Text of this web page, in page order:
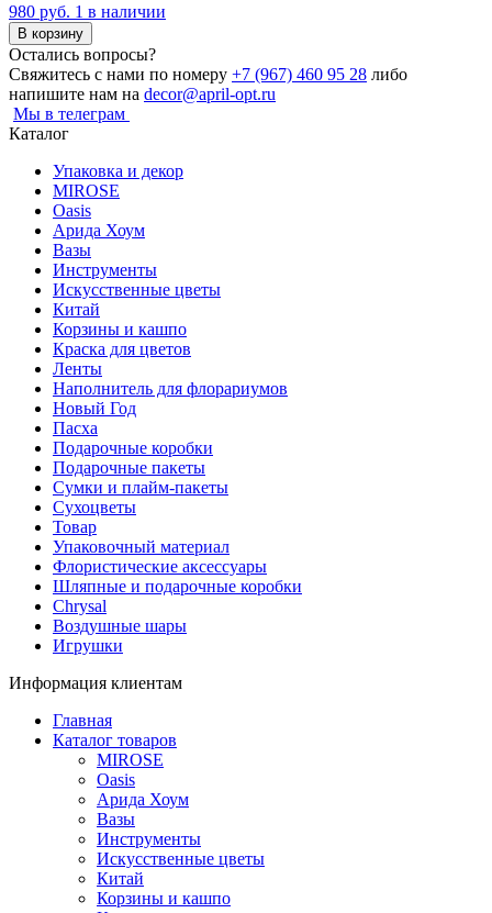
980 руб. 1 в наличии
В корзину
Остались вопросы?
Свяжитесь с нами по номеру +7 (967) 460 95 28 либо
напишите нам на decor@april-opt.ru
Мы в телеграм
Каталог
Упаковка и декор
MIROSE
Oasis
Арида Хоум
Вазы
Инструменты
Искусственные цветы
Китай
Корзины и кашпо
Краска для цветов
Ленты
Наполнитель для флорариумов
Новый Год
Пасха
Подарочные коробки
Подарочные пакеты
Сумки и плайм-пакеты
Сухоцветы
Товар
Упаковочный материал
Флористические аксессуары
Шляпные и подарочные коробки
Chrysal
Воздушные шары
Игрушки
Информация клиентам
Главная
Каталог товаров
MIROSE
Oasis
Арида Хоум
Вазы
Инструменты
Искусственные цветы
Китай
Корзины и кашпо